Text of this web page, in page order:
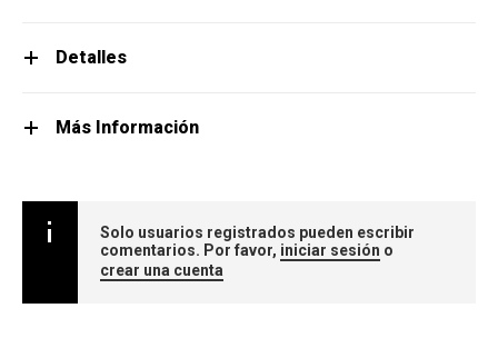
Detalles
Más Información
Solo usuarios registrados pueden escribir
comentarios. Por favor, iniciar sesión o
crear una cuenta